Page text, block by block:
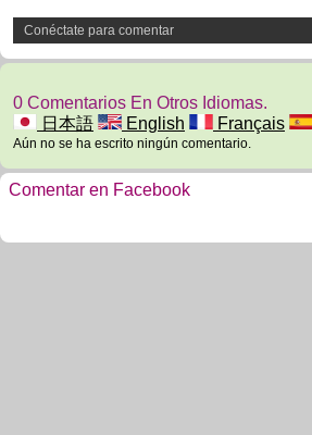
Conéctate para comentar
0 Comentarios En Otros Idiomas.
日本語
English Français
Aún no se ha escrito ningún comentario.
Comentar en Facebook